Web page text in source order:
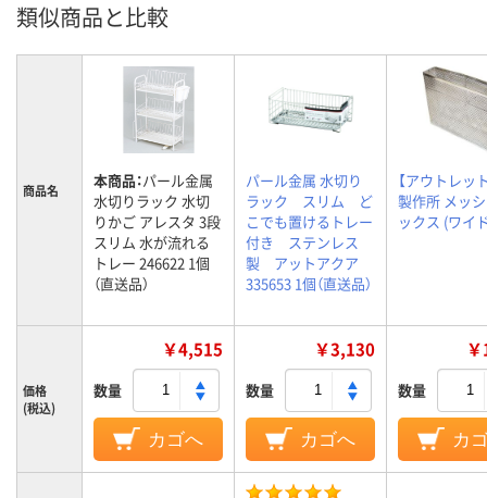
類似商品と比較
商品名 本商品：パール金属
水切りラック 水切
りかご アレスタ 3段
スリム 水が流れる
トレー 246622 1個
（直送品）
パール金属 水切り
ラック スリム ど
こでも置けるトレー
付き ステンレス
製 アットアクア
335653 1個（直送品）
【アウトレッ
製作所 メッ
ックス (ワイ
価格
(税込)
￥4,515
数量
カゴへ
￥3,130
数量
カゴへ
数量
カ